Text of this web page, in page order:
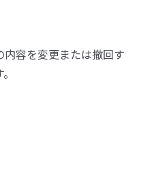
容を変更または撤回す